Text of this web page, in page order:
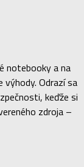
notebooky a na
Odrazí sa
keďže si
zdroja –